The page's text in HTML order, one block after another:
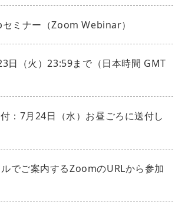
ミナー（Zoom Webinar）
日（火）23:59まで（日本時間 GMT
：7月24日（水）お昼ごろに送付し
でご案内するZoomのURLから参加